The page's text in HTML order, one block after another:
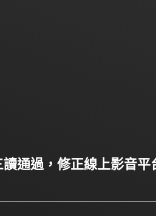
讀通過，修正線上影音